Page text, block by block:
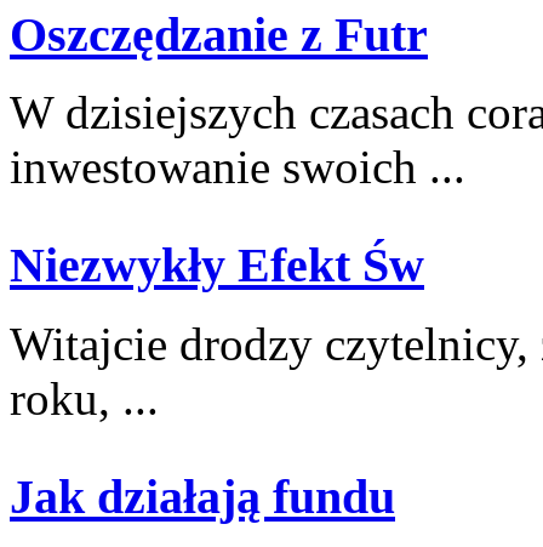
Oszczędzanie z Futr
W dzisiejszych czasach⁤
inwestowanie ​swoich ...
Niezwykły Efekt Św
Witajcie drodzy czytelnicy,
roku,‍ ...
Jak działają fundu